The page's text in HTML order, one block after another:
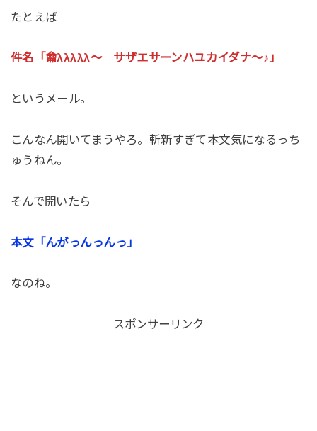
たとえば
件名「龠λλλλλ〜 サザエサーンハユカイダナ〜♪」
というメール。
こんなん開いてまうやろ。斬新すぎて本文気になるっち
ゅうねん。
そんで開いたら
本文「んがっんっんっ」
なのね。
スポンサーリンク